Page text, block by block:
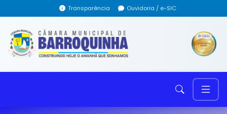
Transparência Ouvidoria / e-SIC